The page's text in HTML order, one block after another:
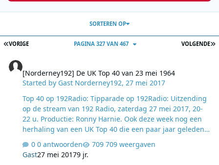
EERSTE PAGINA
VORIGE VOLGENDE
PAGINA 327 VAN 467
SORTEREN OP
[Norderney192] De UK Top 40 van 23 mei 1964
Started by Gast Norderney192, 27 mei 2017
Top 40 op 192Radio: Tipparade op 192Radio: Uitzending
op de stream van 192 Radio, zaterdag 27 mei 2017, 20-
22 u. Productie: Ronny Harnie. ​Ook deze week nog een
herhaling van een UK Top 40 die een paar jaar geleden
al uitgezonden werd: de lijst van 23 mei 1964. Vanaf
volgende week weer nieuwe afleveringen. lees verder >
Lees verder
0 antwoorden
709 weergaven
Gast27 mei 20179 jr.